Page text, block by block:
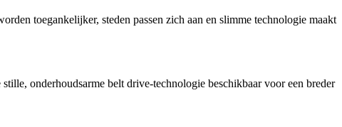
toegankelijker, steden passen zich aan en slimme technologie maakt
onderhoudsarme belt drive-technologie beschikbaar voor een breder